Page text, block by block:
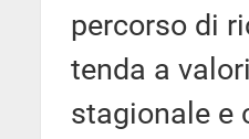
percorso di
tenda a
stagionale e